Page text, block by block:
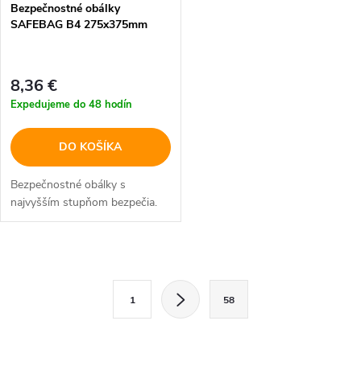
Bezpečnostné obálky
SAFEBAG B4 275x375mm
8,36 €
Expedujeme do 48 hodín
DO KOŠÍKA
Bezpečnostné obálky s
najvyšším stupňom bezpečia.
1 58